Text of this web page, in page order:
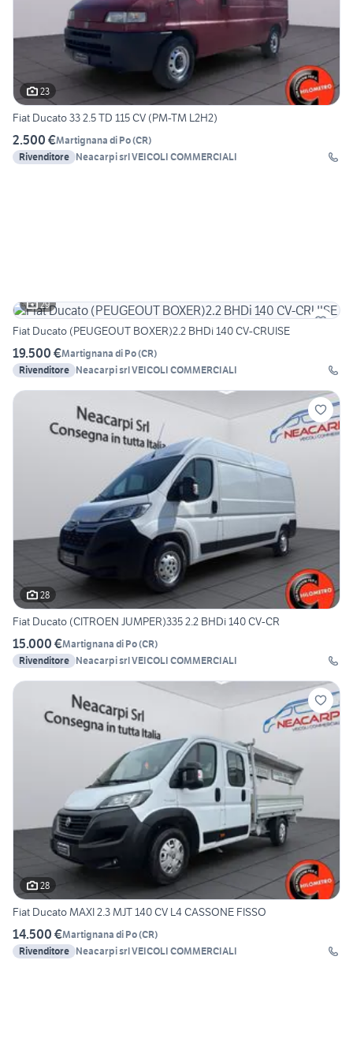
23
Fiat Ducato 33 2.5 TD 115 CV (PM-TM L2H2)
2.500 €Martignana di Po(CR)
Rivenditore Neacarpi srl VEICOLI COMMERCIALI
29
Fiat Ducato (PEUGEOUT BOXER)2.2 BHDi 140 CV-CRUISE
19.500 €Martignana di Po(CR)
Rivenditore Neacarpi srl VEICOLI COMMERCIALI
28
Fiat Ducato (CITROEN JUMPER)335 2.2 BHDi 140 CV-CR
15.000 €Martignana di Po(CR)
Rivenditore Neacarpi srl VEICOLI COMMERCIALI
28
Fiat Ducato MAXI 2.3 MJT 140 CV L4 CASSONE FISSO
14.500 €Martignana di Po(CR)
Rivenditore Neacarpi srl VEICOLI COMMERCIALI